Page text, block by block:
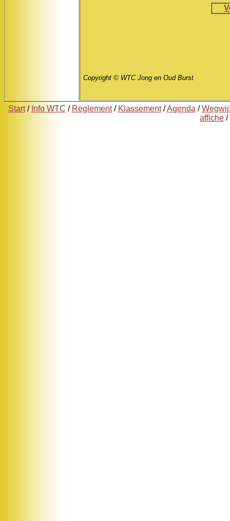
Copyright © WTC Jong en Oud Burst
Start/ Info WTC / Reglement/ Klassement/Agenda /
affiche /